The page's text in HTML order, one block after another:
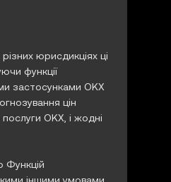
юрисдикціях ці
функції
застосунками OKX
цін
OKX, і жодні
Функцій